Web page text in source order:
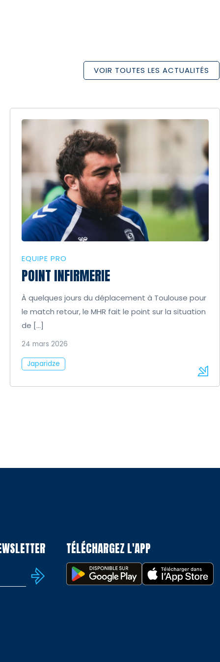
EQUIPE PRO
POINT INFIRMERIE
À quelques jours du déplacement à Toulouse pour
le match retour, le MHR fait le point sur la situation
de […]
24 mars 2026
Japaridze
VOIR TOUTES LES ACTUALITÉS
TÉLÉCHARGEZ L'APP